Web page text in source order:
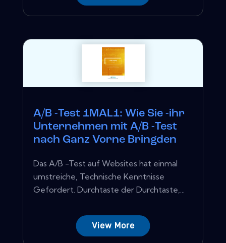
A/B -Test 1MAL1: Wie Sie -ihr
Unternehmen mit A/B -Test
nach Ganz Vorne Bringden
Das A/B -Test auf Websites hat einmal
umstreiche, Technische Kenntnisse
Gefordert. Durchtaste der Durchtaste,...
View More